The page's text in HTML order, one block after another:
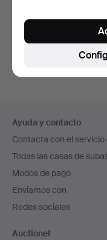
También puedes
subastas concluidas.
en
el
pie
de
página
Ayuda y contacto
Contacta con el
Todas las casas de
Modos de pago
Enviamos con
Redes sociales
Auctionet